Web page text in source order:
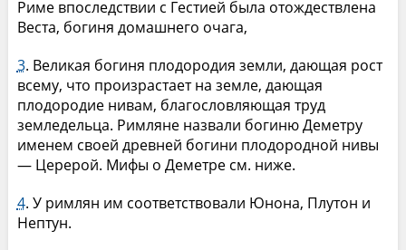
Риме впоследствии с Гестией была отождествлена
Веста, богиня домашнего очага,
3. Великая богиня плодородия земли, дающая рост
всему, что произрастает на земле, дающая
плодородие нивам, благословляющая труд
земледельца. Римляне назвали богиню Деметру
именем своей древней богини плодородной нивы
— Церерой. Мифы о Деметре см. ниже.
4. У римлян им соответствовали Юнона, Плутон и
Нептун.